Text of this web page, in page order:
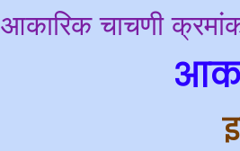
आकारिक चाचणी क्रमांक